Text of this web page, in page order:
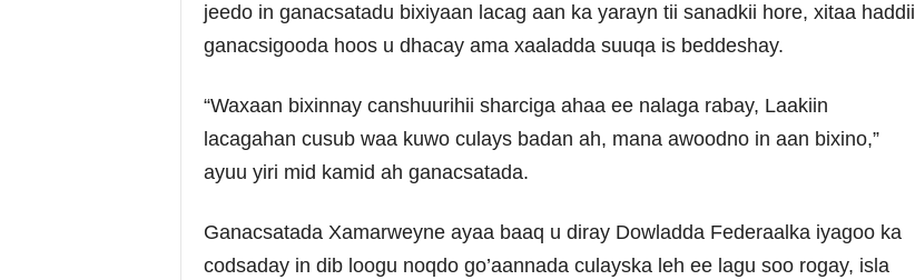
jeedo in ganacsatadu bixiyaan lacag aan ka yarayn tii sanadkii hore, xitaa haddii
ganacsigooda hoos u dhacay ama xaaladda suuqa is beddeshay.
“Waxaan bixinnay canshuurihii sharciga ahaa ee nalaga rabay, Laakiin
lacagahan cusub waa kuwo culays badan ah, mana awoodno in aan bixino,”
ayuu yiri mid kamid ah ganacsatada.
Ganacsatada Xamarweyne ayaa baaq u diray Dowladda Federaalka iyagoo ka
codsaday in dib loogu noqdo go’aannada culayska leh ee lagu soo rogay, isla